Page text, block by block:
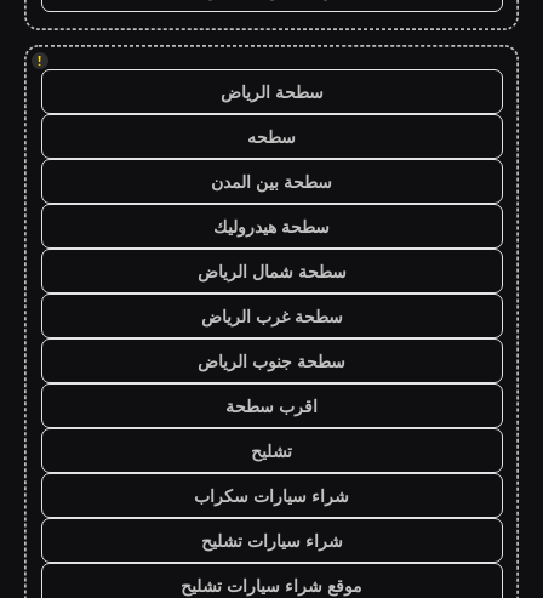
!
سطحة الرياض
سطحه
سطحة بين المدن
سطحة هيدروليك
سطحة شمال الرياض
سطحة غرب الرياض
سطحة جنوب الرياض
اقرب سطحة
تشليح
شراء سيارات سكراب
شراء سيارات تشليح
موقع شراء سيارات تشليح